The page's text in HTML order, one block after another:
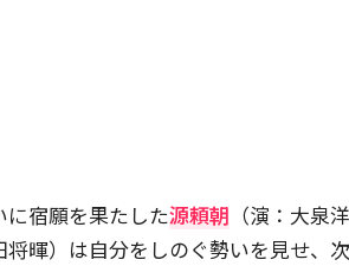
宿願を果たした源頼朝 （演：大泉
将暉）は自分をしのぐ勢いを見せ、